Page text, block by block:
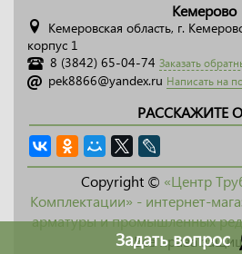
Кемерово
Кемеровская область, г.
корпус 1
8 (3842) 65-04-74 Заказать
pek8866@yandex.ru Написать на
РАССКАЖИТЕ
Copyright © «Центр
Комплектации» - интернет-
арматуры и промышленных
Все права
Задать вопрос